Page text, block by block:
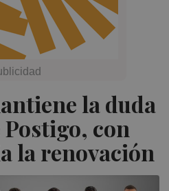
la duda
con
la renovación